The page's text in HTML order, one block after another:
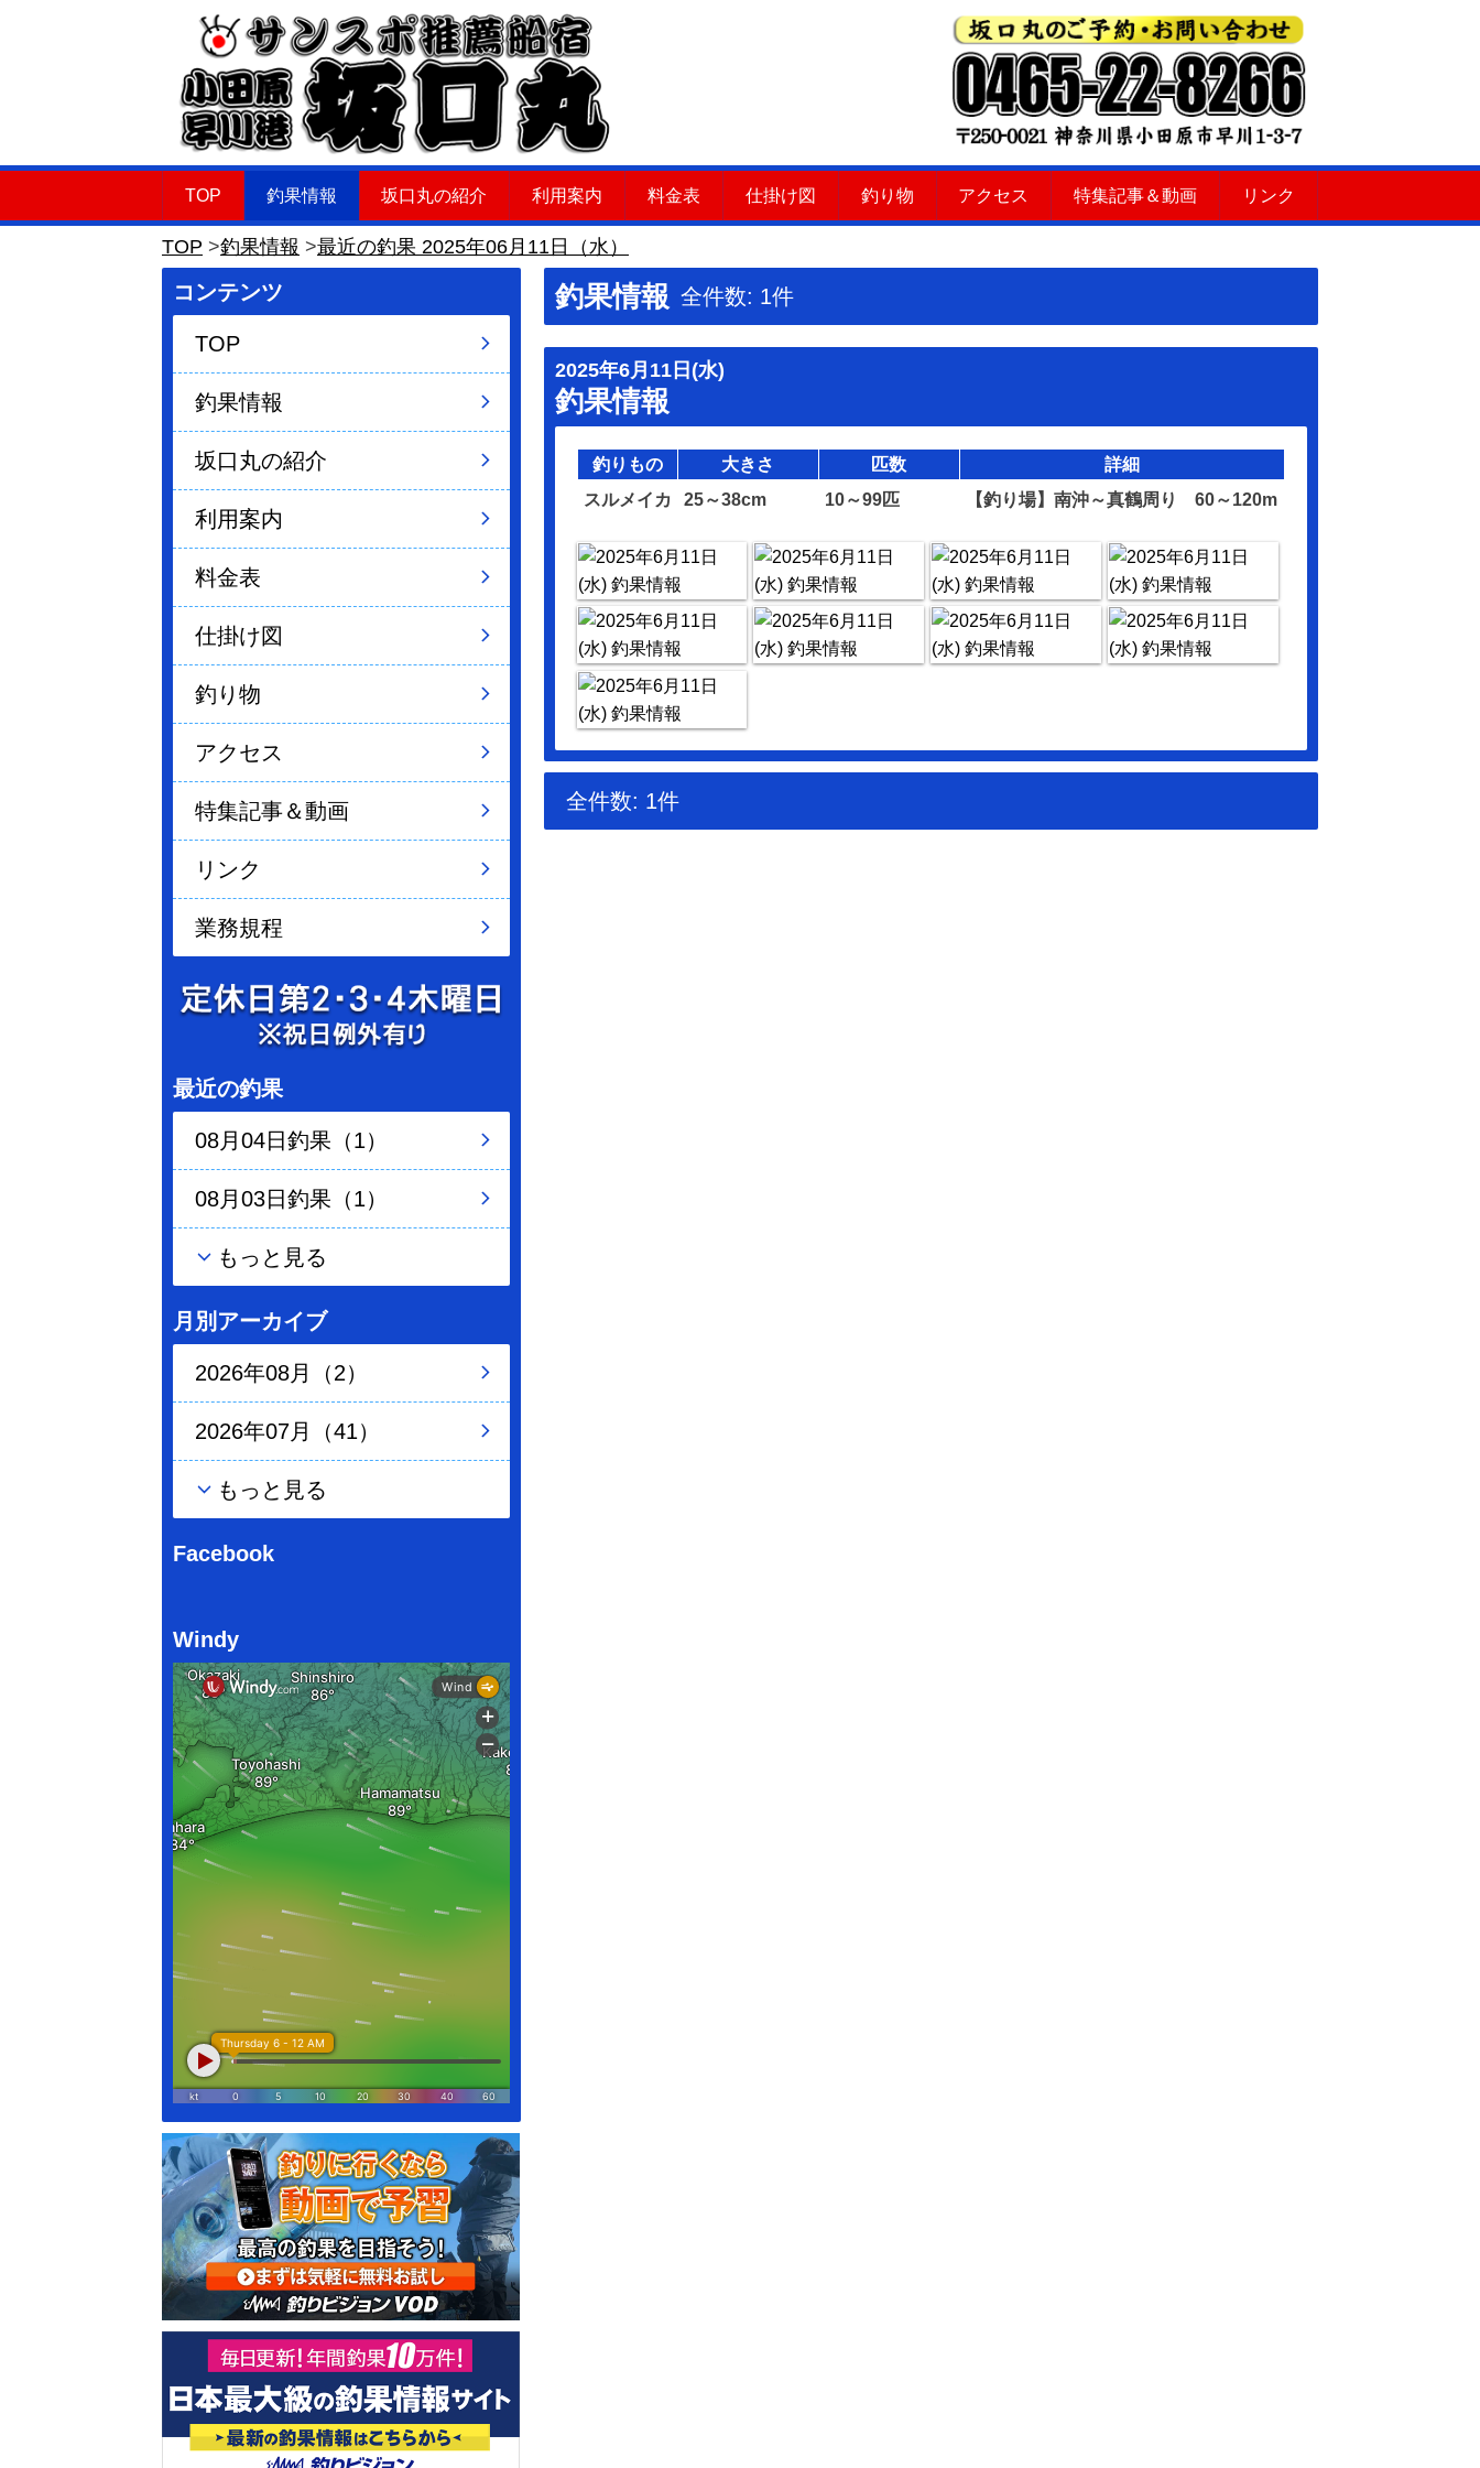
TOP 釣果情報 坂口丸の紹介 利用案内 料金表 仕掛け図 釣り物 アクセス 特集記事＆動画 リンク
TOP 釣果情報 最近の釣果 2025年06月11日（水）
釣果情報 全件数: 1件
2025年6月11日(水)
釣果情報
釣りもの 大きさ 匹数
詳細
スルメイカ
25～38cm 10～99匹 【釣り場】南沖～真鶴周り 60～120m
全件数: 1件
コンテンツ
TOP
釣果情報
坂口丸の紹介
利用案内
料金表
仕掛け図
釣り物
アクセス
特集記事＆動画
リンク
業務規程
最近の釣果
08月04日釣果（1）
08月03日釣果（1）
もっと見る
月別アーカイブ
2026年08月（2）
2026年07月（41）
もっと見る
Facebook
Windy